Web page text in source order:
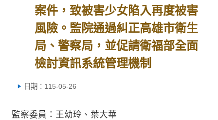
案件，致被害少女陷入再度被害
風險。監院通過糾正高雄市衛生
局、警察局，並促請衛福部全面
檢討資訊系統管理機制
日期：115-05-26
監察委員：王幼玲、葉大華